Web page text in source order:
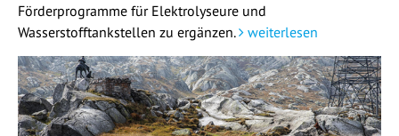
Förderprogramme für Elektrolyseure und
Wasserstofftankstellen zu ergänzen.
weiterlesen